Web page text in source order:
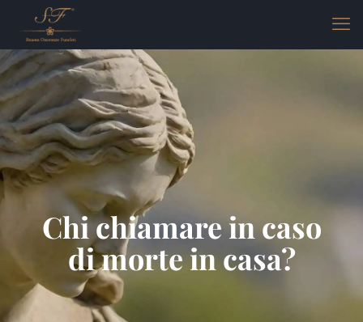
Chi chiamare in caso
di morte in casa?